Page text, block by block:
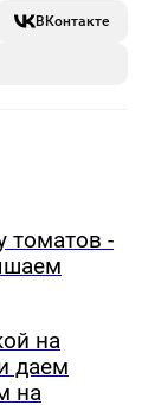
ВКонтакте
томатов -
на
даем
на